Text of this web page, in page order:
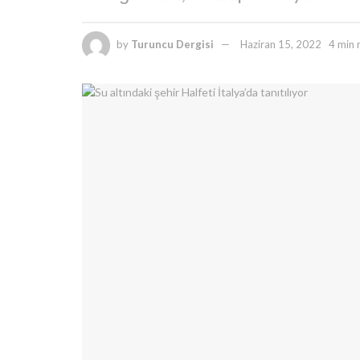
by Turuncu Dergisi Haziran 15, 2022 4 min